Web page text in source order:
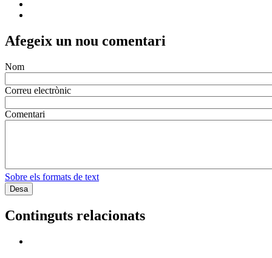
Afegeix un nou comentari
Nom
Correu electrònic
Comentari
Sobre els formats de text
Continguts relacionats